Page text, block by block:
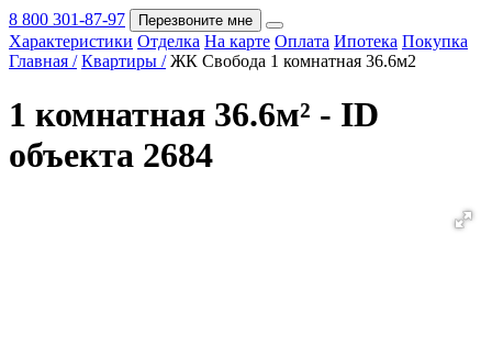
Покупка
8 800 301-87-97 Перезвоните мне
Характеристики Отделка На карте Оплата Ипотека Покупка
Главная / Квартиры / ЖК Свобода 1 комнатная 36.6м2
1 комнатная 36.6м² - ID
объекта 2684